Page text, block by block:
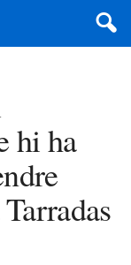
hi ha